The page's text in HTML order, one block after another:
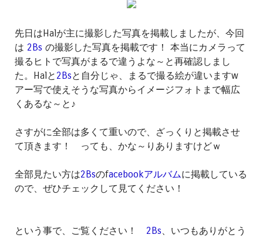
先日はHalが主に撮影した写真を掲載しましたが、今回
は 2Bs の撮影した写真を掲載です！ 本当にカメラって
撮るヒトで写真がまるで違うよな～と再確認しまし
た。Halと 2Bsと自分じゃ、まるで撮る絵が違いますw
アー写で使えそうな写真からイメージフォトまで幅広
くあるな～と♪
さすがに全部は多くて重いので、ざっくりと掲載させ
て頂きます！ っても、かな～りありますけどｗ
全部見たい方は2Bsのfacebookアルバムに掲載している
ので、ぜひチェックして見てください！
という事で、ご覧ください！ 2Bs 、いつもありがとう